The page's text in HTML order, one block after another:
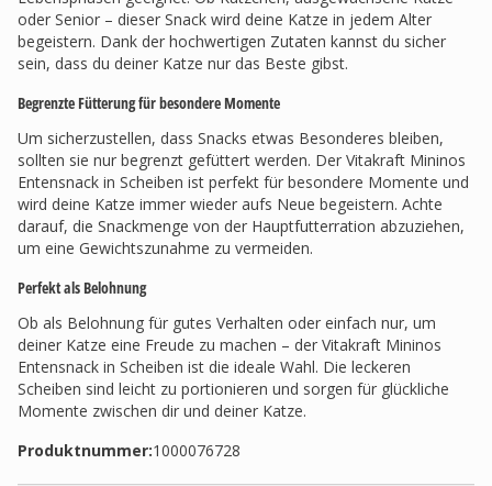
oder Senior – dieser Snack wird deine Katze in jedem Alter
begeistern. Dank der hochwertigen Zutaten kannst du sicher
sein, dass du deiner Katze nur das Beste gibst.
Begrenzte Fütterung für besondere Momente
Um sicherzustellen, dass Snacks etwas Besonderes bleiben,
sollten sie nur begrenzt gefüttert werden. Der Vitakraft Mininos
Entensnack in Scheiben ist perfekt für besondere Momente und
wird deine Katze immer wieder aufs Neue begeistern. Achte
darauf, die Snackmenge von der Hauptfutterration abzuziehen,
um eine Gewichtszunahme zu vermeiden.
Perfekt als Belohnung
Ob als Belohnung für gutes Verhalten oder einfach nur, um
deiner Katze eine Freude zu machen – der Vitakraft Mininos
Entensnack in Scheiben ist die ideale Wahl. Die leckeren
Scheiben sind leicht zu portionieren und sorgen für glückliche
Momente zwischen dir und deiner Katze.
Produktnummer:1000076728